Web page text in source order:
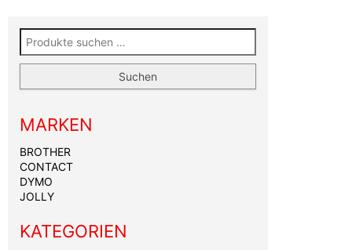
Suchen nach:
Suchen
MARKEN
BROTHER
CONTACT
DYMO
JOLLY
KATEGORIEN